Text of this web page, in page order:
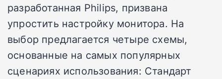
разработанная Philips, призвана
упростить настройку монитора. На
выбор предлагается четыре схемы,
основанные на самых популярных
сценариях использования: Стандарт